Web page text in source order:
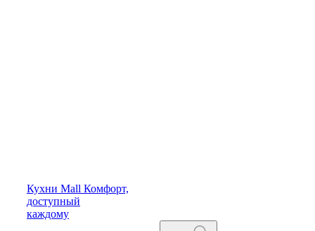
Кухни Mall Комфорт,
доступный
каждому